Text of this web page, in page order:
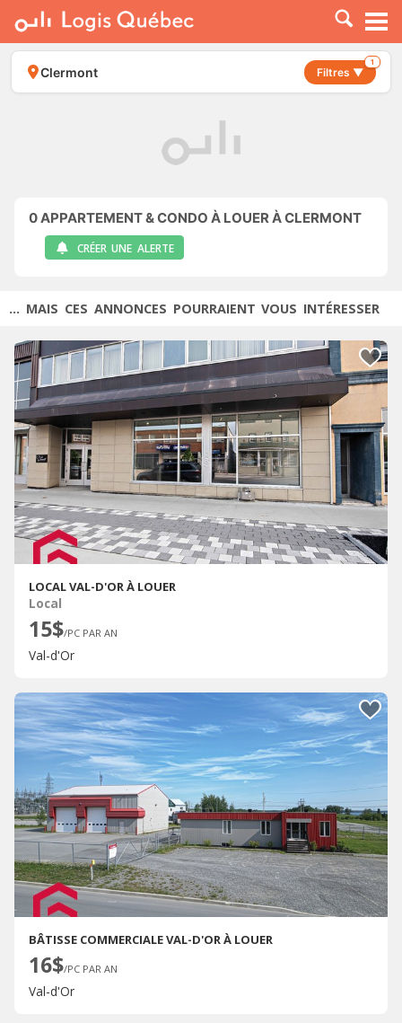
À LOUER
À VENDRE
PLACER UNE ANNONCE
Clermont Filtres ▼
1
0APPARTEMENT & CONDO À LOUER À CLERMONT
CRÉER UNE ALERTE
... MAIS CES ANNONCES POURRAIENT VOUS INTÉRESSER
LOCAL VAL-D'OR À LOUER
Local
15$/PC PAR AN
Val-d'Or
BÂTISSE COMMERCIALE VAL-D'OR À LOUER
16$/PC PAR AN
Val-d'Or